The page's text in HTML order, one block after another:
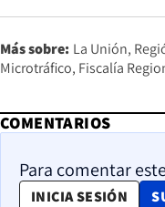
Más sobre: La Unión
Microtráfico Fiscalía
COMENTARIOS
Para comentar
INICIA SESIÓN